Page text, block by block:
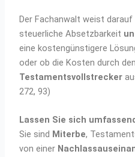
Der Fachanwalt weist
steuerliche Absetzbarkeit
eine kostengünstigere
oder ob die Kosten durch den
Testamentsvollstrecker
272, 93)
Lassen Sie sich
Sie sind Miterbe,
von einer